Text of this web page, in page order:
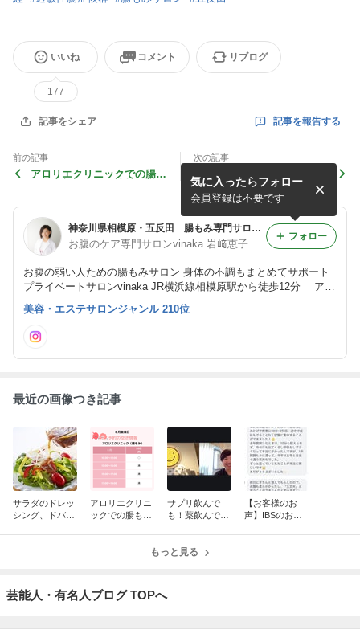
いいね
177
コメント リブログ
記事をシェア 記事を報告する
前の記事
アロリエクリニックでの腸も
次の記事
サプリ飲んでも！薬飲んで
も！食事を減らしても、何し
ても下痢・・・
神奈川県相模原・五反田 腸もみ専門サロン
お腹のケア専門サロンvinaka 岩﨑恵子
お腹の弱い人ための腸もみサロン 身体の不調もまとめてサポート
プライベートサロンvinaka JR横浜線相模原駅から徒歩12分 アロ
リエクリニック 五反田駅徒歩１分
気に入ったらフォロー
会員登録は不要です
フォロー
美容・エステサロンジャンル 210位
最近の画像つき記事
サラダのドレッ
シング、ドバド
アロリエクリニ
ックでの腸も
サプリ飲んで
も！薬飲んで
も下痢・・・
【お客様のお
声】IBSのお客
もっと見る
芸能人・有名人ブログ TOPへ